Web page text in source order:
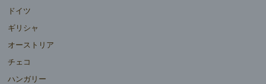
ドイツ
ギリシャ
オーストリア
チェコ
ハンガリー